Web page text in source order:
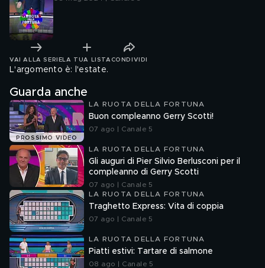
VAI ALLA SERIE LA TUA LISTA CONDIVIDI
L'argomento è: l'estate.
Guarda anche
PROSSIMO VIDEO
LA RUOTA DELLA FORTUNA
Buon compleanno Gerry Scotti!
07 ago | Canale 5
LA RUOTA DELLA FORTUNA
Gli auguri di Pier Silvio Berlusconi per il
compleanno di Gerry Scotti
07 ago | Canale 5
LA RUOTA DELLA FORTUNA
Traghetto Express: Vita di coppia
07 ago | Canale 5
LA RUOTA DELLA FORTUNA
Piatti estivi: Tartare di salmone
08 ago | Canale 5